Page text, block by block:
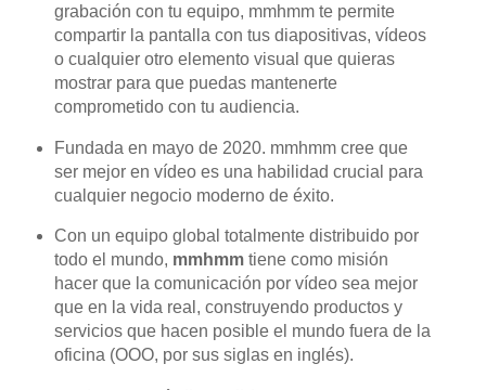
grabación con tu equipo, mmhmm te permite
compartir la pantalla con tus diapositivas, vídeos
o cualquier otro elemento visual que quieras
mostrar para que puedas mantenerte
comprometido con tu audiencia.
Fundada en mayo de 2020. mmhmm cree que
ser mejor en vídeo es una habilidad crucial para
cualquier negocio moderno de éxito.
Con un equipo global totalmente distribuido por
todo el mundo, mmhmmtiene como misión
hacer que la comunicación por vídeo sea mejor
que en la vida real, construyendo productos y
servicios que hacen posible el mundo fuera de la
oficina (OOO, por sus siglas en inglés).